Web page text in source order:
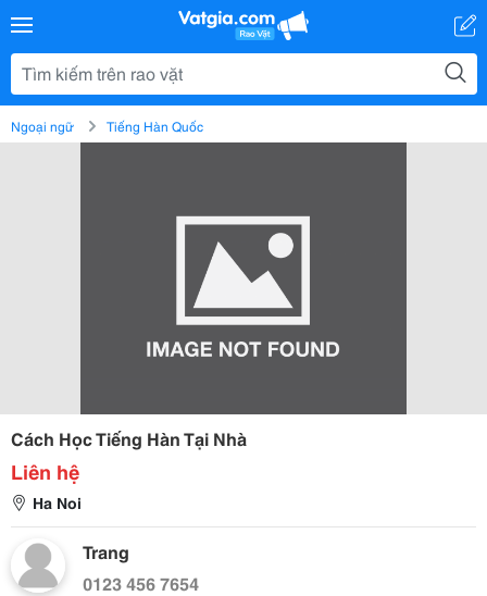
Ngoại ngữ Tiếng Hàn Quốc
Cách Học Tiếng Hàn Tại Nhà
Liên hệ
Ha Noi
Trang
0123 456 7654